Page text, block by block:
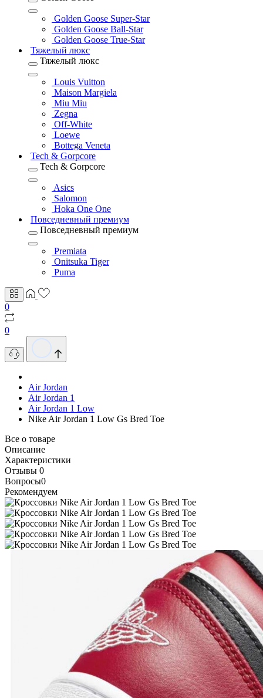
Golden Goose Super-Star
Golden Goose Ball-Star
Golden Goose True-Star
Тяжелый люкс
Тяжелый люкс
Louis Vuitton
Maison Margiela
Miu Miu
Zegna
Off-White
Loewe
Bottega Veneta
Tech & Gorpcore
Tech & Gorpcore
Asics
Salomon
Hoka One One
Повседневный премиум
Повседневный премиум
Premiata
Onitsuka Tiger
Puma
0
0
Air Jordan
Air Jordan 1
Air Jordan 1 Low
Nike Air Jordan 1 Low Gs Bred Toe
Все о товаре
Описание
Характеристики
Отзывы 0
Вопросы0
Рекомендуем